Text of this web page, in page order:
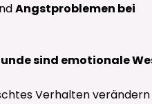
Angstproblemen bei
sind emotionale
Verhalten